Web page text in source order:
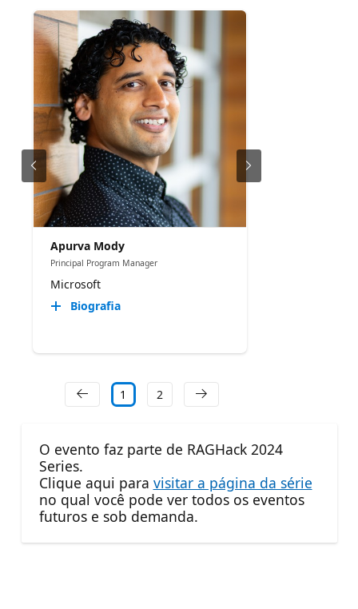
Apurva Mody
Principal Program Manager
Microsoft
Biografia
1 2
O evento faz parte de RAGHack 2024
Series.
Clique aqui para visitar a página da série
no qual você pode ver todos os eventos
futuros e sob demanda.